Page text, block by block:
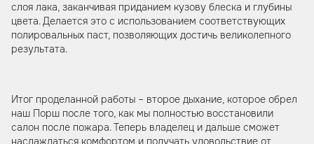
слоя лака, заканчивая приданием кузову блеска и глубины
цвета. Делается это с использованием соответствующих
полировальных паст, позволяющих достичь великолепного
результата.
Итог проделанной работы – второе дыхание, которое обрел
наш Порш после того, как мы полностью восстановили
салон после пожара. Теперь владелец и дальше сможет
наслаждаться комфортом и получать удовольствие от